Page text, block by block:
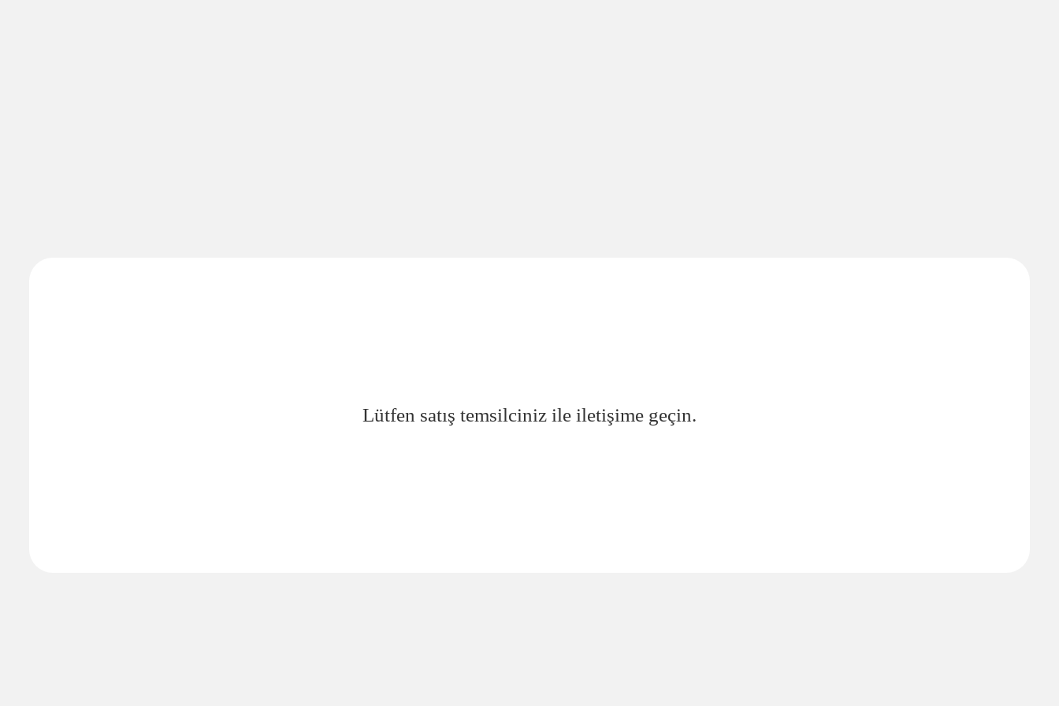
Lütfen satış temsilciniz ile iletişime geçin.